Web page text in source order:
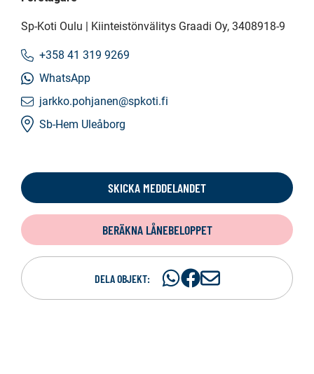
Sp-Koti Oulu | Kiinteistönvälitys Graadi Oy, 3408918-9
+358 41 319 9269
WhatsApp
jarkko.pohjanen@spkoti.fi
Sb-Hem Uleåborg
SKICKA MEDDELANDET
BERÄKNA LÅNEBELOPPET
DELA OBJEKT:
DelaDelaD